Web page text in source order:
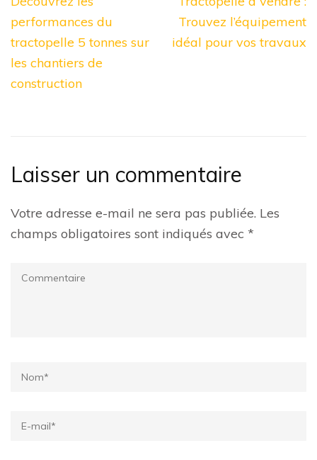
de
l’article
performances du
tractopelle 5 tonnes sur
les chantiers de
construction
Trouvez l’équipement
idéal pour vos travaux
Laisser un commentaire
Votre adresse e-mail ne sera pas publiée. Les
champs obligatoires sont indiqués avec *
Commentaire
Name*
Email*